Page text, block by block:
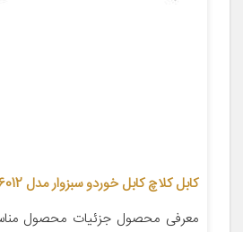
کابل کلاچ کابل خوردو سبزوار مدل 116012 مناسب برای ریو
معرفی محصول جزئیات محصول